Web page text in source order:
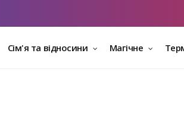
Сім'я та відносини Магічне